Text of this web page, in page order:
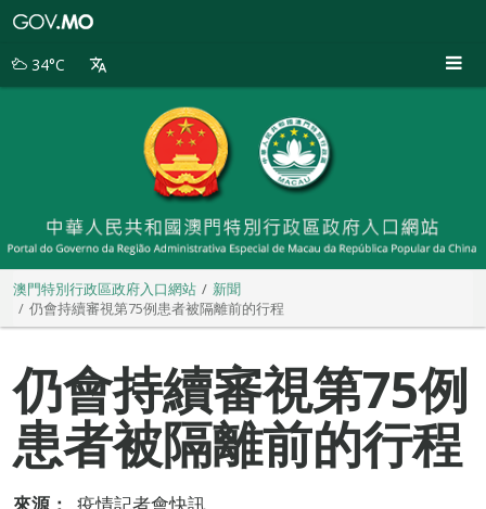
別
34°C
澳門特別行政區政府入口網站
新聞
仍會持續審視第75例患者被隔離前的行程
仍會持續審視第75例
患者被隔離前的行程